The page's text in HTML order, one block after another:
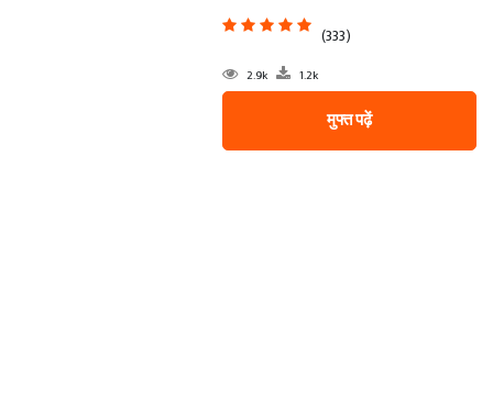
(333)
2.9k 1.2k
मुफ्त पढ़ें